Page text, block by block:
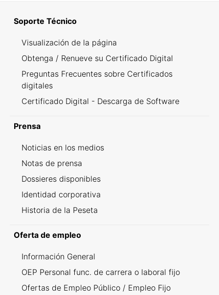
Soporte Técnico
Visualización de la página
Obtenga / Renueve su Certificado Digital
Preguntas Frecuentes sobre Certificados
digitales
Certificado Digital - Descarga de Software
Prensa
Noticias en los medios
Notas de prensa
Dossieres disponibles
Identidad corporativa
Historia de la Peseta
Oferta de empleo
Información General
OEP Personal func. de carrera o laboral fijo
Ofertas de Empleo Público / Empleo Fijo